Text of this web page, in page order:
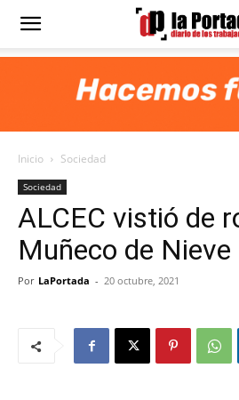
Diario
Portada
Inicio Sociedad
Sociedad
ALCEC vistió de
Muñeco de Nieve
Por LaPortada - 20 octubre, 2021